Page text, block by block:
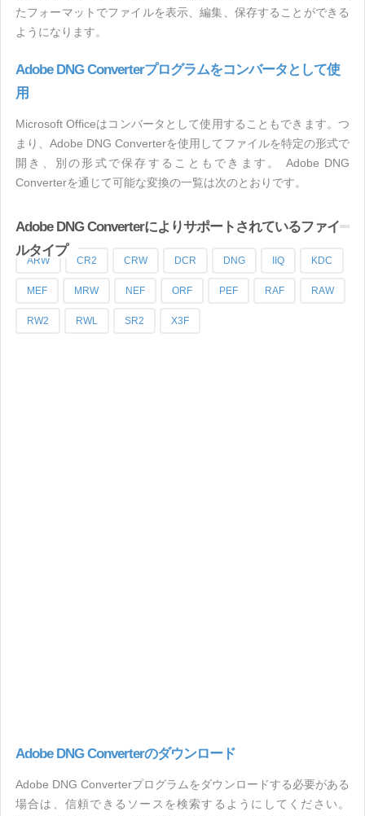
たフォーマットでファイルを表示、編集、保存することができる
ようになります。
Adobe DNG Converterプログラムをコンバータとして使
用
Microsoft Officeはコンバータとして使用することもできます。つ
まり、Adobe DNG Converterを使用してファイルを特定の形式で
開き、別の形式で保存することもできます。 Adobe DNG
Converterを通じて可能な変換の一覧は次のとおりです。
Adobe DNG Converterによりサポートされているファイ
ルタイプ
ARW CR2 CRW DCR DNG IIQ KDC
MEF MRW NEF ORF PEF RAF RAW
RW2 RWL SR2 X3F
Adobe DNG Converterのダウンロード
Adobe DNG Converterプログラムをダウンロードする必要がある
場合は、信頼できるソースを検索するようにしてください。